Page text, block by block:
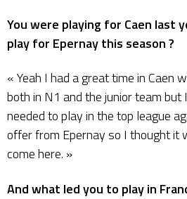
You were playing for Caen last
play for Epernay this season ?
« Yeah I had a great time in Caen
both in N1 and the junior team
needed to play in the top league
offer from Epernay so I thought it
come here. »
And what led you to play in